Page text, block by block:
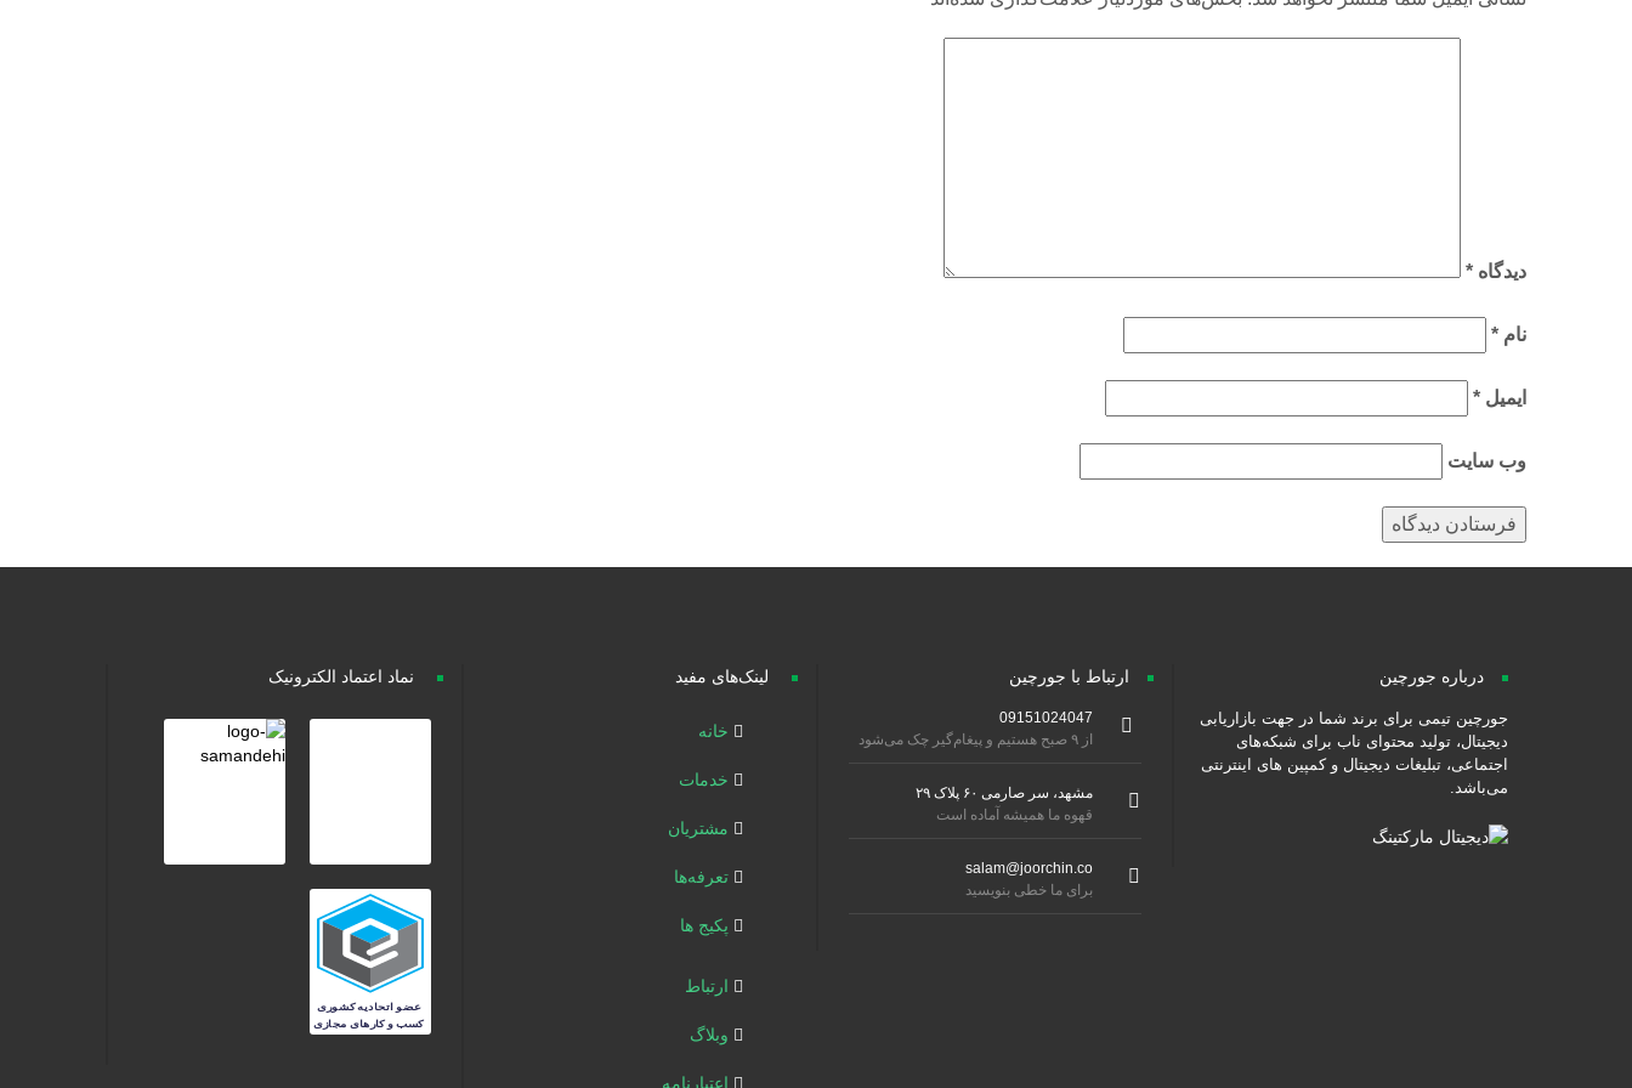
دیدگاه *
نام *
ایمیل *
وب‌ سایت
درباره جورچین
جورچین تیمی برای برند شما در جهت بازاریابی
دیجیتال، تولید محتوای ناب برای شبکه‌های
اجتماعی، تبلیغات دیجیتال و کمپین های اینترنتی
می‌باشد.
ارتباط با جورچین
09151024047
از ۹ صبح هستیم و پیغام‌گیر چک می‌شود
مشهد، سر صارمی ۶۰ پلاک ۲۹
قهوه ما همیشه آماده است
salam@joorchin.co
برای ما خطی بنویسید
لینک‌های مفید
خانه
خدمات
مشتریان
تعرفه‌ها
پکیج ها
ارتباط
وبلاگ
اعتبارنامه
نماد اعتماد الکترونیک